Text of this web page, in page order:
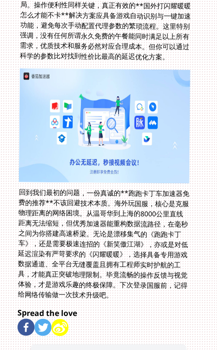
科学的参数比对找到性价比最高的延迟优化方案。
回到我们最初的问题，一份真诚的**跑跑卡丁车加速器免
费的推荐**不该回避技术本质。海外玩国服，核心是克服
物理距离的网络困境。从温哥华到上海的8000公里直线
距离无法缩短，但优秀加速器能重构数据流路径，在毫秒
之间为你搭建高速桥梁。无论是漂移集气的《跑跑卡丁
车》，还是需要极速连招的《新笑傲江湖》，亦或是对低
延迟渲染有严苛要求的《闪耀暖暖》，选择具备专用游戏
数据通道、全平台无缝覆盖且拥有工程师实时护航的工
具，才能真正突破地理限制。毕竟流畅的操作反馈与视觉
体验，才是游戏乐趣的终极保障。下次登录国服前，记得
给网络传输做一次技术升级吧。
Spread the love